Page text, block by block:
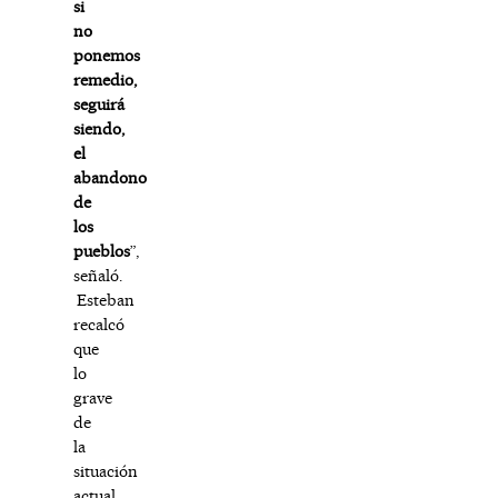
si
no
ponemos
remedio,
seguirá
siendo,
el
abandono
de
los
pueblos”,
señaló.
Esteban
recalcó
que
lo
grave
de
la
situación